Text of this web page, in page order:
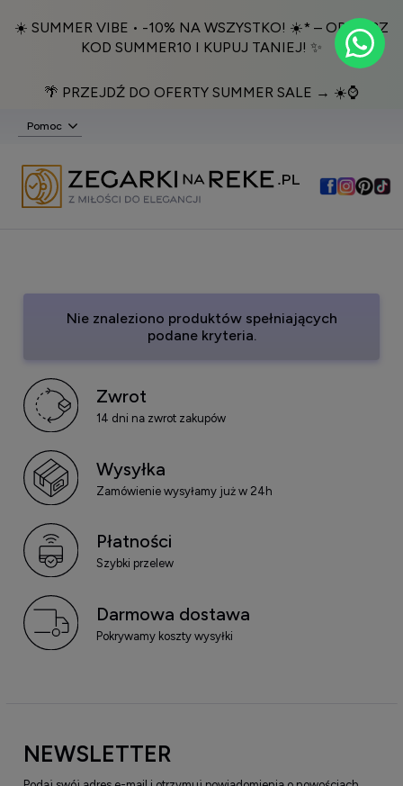
☀️ SUMMER VIBE • -10% NA WSZYSTKO! ☀️* – ODBIERZ
KOD SUMMER10 I KUPUJ TANIEJ! ✨
🌴 PRZEJDŹ DO OFERTY SUMMER SALE → ☀️⌚️
Pomoc
Nie znaleziono produktów spełniających
podane kryteria.
Zwrot
14 dni na zwrot zakupów
Wysyłka
Zamówienie wysyłamy już w 24h
Płatności
Szybki przelew
Darmowa dostawa
Pokrywamy koszty wysyłki
NEWSLETTER